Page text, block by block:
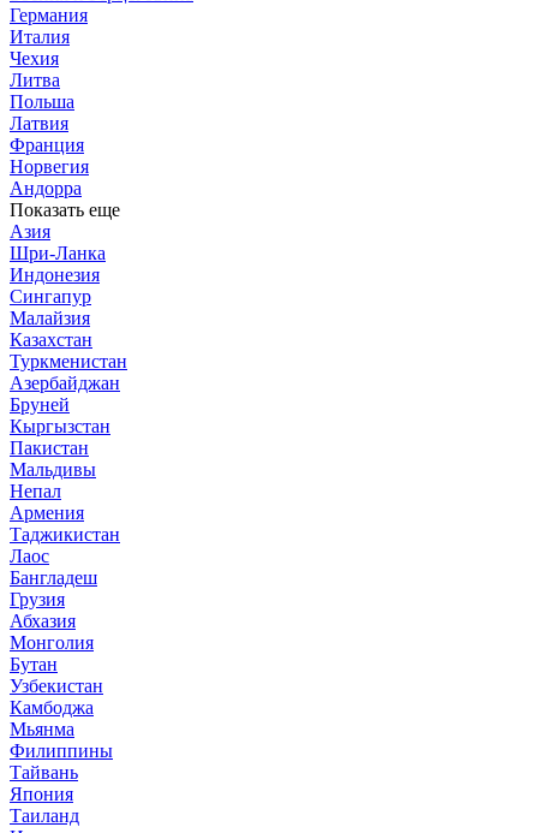
Германия
Италия
Чехия
Литва
Польша
Латвия
Франция
Норвегия
Андорра
Показать еще
Азия
Шри-Ланка
Индонезия
Сингапур
Малайзия
Казахстан
Туркменистан
Азербайджан
Бруней
Кыргызстан
Пакистан
Мальдивы
Непал
Армения
Таджикистан
Лаос
Бангладеш
Грузия
Абхазия
Монголия
Бутан
Узбекистан
Камбоджа
Мьянма
Филиппины
Тайвань
Япония
Таиланд